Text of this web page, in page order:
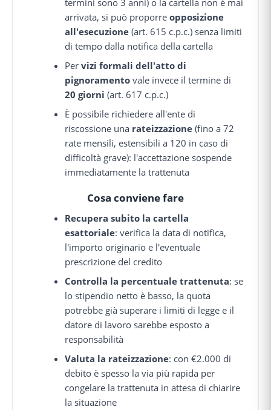
termini sono 3 anni) o la cartella non è mai
arrivata, si può proporreopposizione
all'esecuzione (art. 615 c.p.c.) senza limiti
di tempo dalla notifica della cartella
Pervizi formali dell'atto di
pignoramento vale invece il termine di
20 giorni (art. 617 c.p.c.)
È possibile richiedere all'ente di
riscossione una rateizzazione (fino a 72
rate mensili, estensibili a 120 in caso di
difficoltà grave): l'accettazione sospende
immediatamente la trattenuta
Cosa conviene fare
Recupera subito la cartella
esattoriale: verifica la data di notifica,
l'importo originario e l'eventuale
prescrizione del credito
Controlla la percentuale trattenuta: se
lo stipendio netto è basso, la quota
potrebbe già superare i limiti di legge e il
datore di lavoro sarebbe esposto a
responsabilità
Valuta la rateizzazione: con €2.000 di
debito è spesso la via più rapida per
congelare la trattenuta in attesa di chiarire
la situazione